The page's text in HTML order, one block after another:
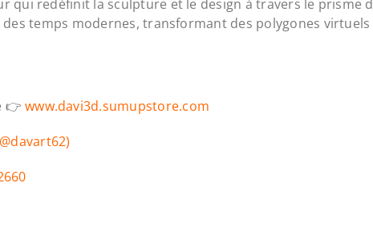
qui redéfinit la sculpture et le design à travers le prisme
temps modernes, transformant des polygones
👉www.davi3d.sumupstore.com